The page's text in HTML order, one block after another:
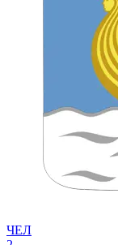
ЧЕЛ